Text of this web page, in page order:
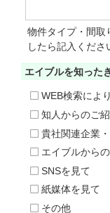
物件タイプ・間取
したら記入くださ
エイブルを知った
WEB検索により
知人からのご
貴社関連企業
エイブルから
SNSを見て
紙媒体を見て
その他